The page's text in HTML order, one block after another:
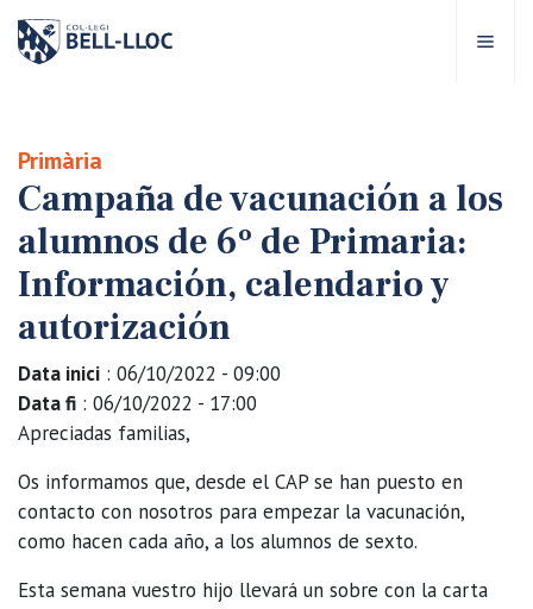
Bell-lloc
Educativo
educativas
Escolares
Bell-lloc
Primària
Campaña de vacunación a los
alumnos de 6º de Primaria:
Información, calendario y
autorización
Data inici : 06/10/2022 - 09:00
Data fi : 06/10/2022 - 17:00
Apreciadas familias,
Os informamos que, desde el CAP se han puesto en
contacto con nosotros para empezar la vacunación,
como hacen cada año, a los alumnos de sexto.
Esta semana vuestro hijo llevará un sobre con la carta